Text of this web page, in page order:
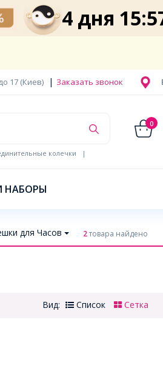
4 дня
17 (Киев) | Заказать звонок
0
колечки
|
НАБОРЫ
для Часов 2товара найдено
Вид: Список Сетка